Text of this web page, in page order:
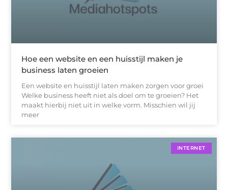
Hoe een website en een huisstijl maken je
business laten groeien
Een website en huisstijl laten maken zorgen voor groei
Welke business heeft niet als doel om te groeien? Het
maakt hierbij niet uit in welke vorm. Misschien wil jij
meer
INTERNET